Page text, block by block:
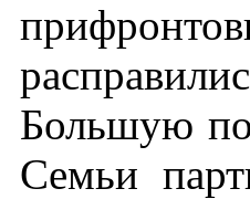
Большую
Семьи